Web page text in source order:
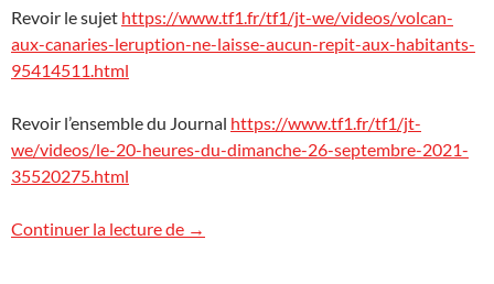
Revoir le sujet https://www.tf1.fr/tf1/jt-we/videos/volcan-
aux-canaries-leruption-ne-laisse-aucun-repit-aux-habitants-
95414511.html
Revoir l’ensemble du Journal https://www.tf1.fr/tf1/jt-
we/videos/le-20-heures-du-dimanche-26-septembre-2021-
35520275.html
Continuer la lecture de L’éruption à La Palma dans les journaux
→